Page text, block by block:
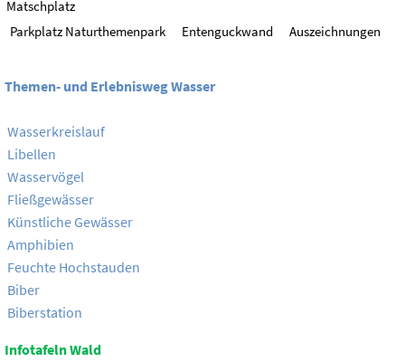
Matschplatz
Parkplatz Naturthemenpark
Entenguckwand Auszeichnungen
Themen- und Erlebnisweg Wasser
Wasserkreislauf
Libellen
Wasservögel
Fließgewässer
Künstliche Gewässer
Amphibien
Feuchte Hochstauden
Biber
Biberstation
Infotafeln Wald